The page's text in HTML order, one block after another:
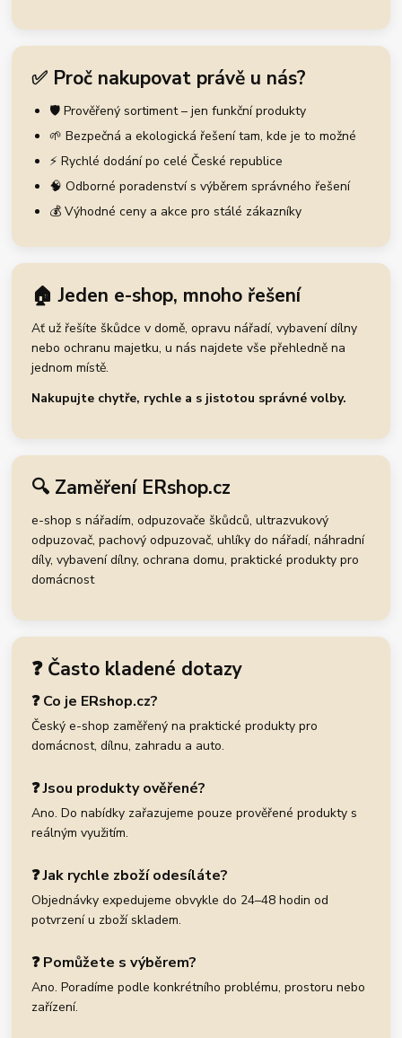
✅ Proč nakupovat právě u nás?
🛡️ Prověřený sortiment – jen funkční produkty
🌱 Bezpečná a ekologická řešení tam, kde je to možné
⚡ Rychlé dodání po celé České republice
🧠 Odborné poradenství s výběrem správného řešení
💰 Výhodné ceny a akce pro stálé zákazníky
🏠 Jeden e-shop, mnoho řešení
Ať už řešíte škůdce v domě, opravu nářadí, vybavení dílny
nebo ochranu majetku, u nás najdete vše přehledně na
jednom místě.
Nakupujte chytře, rychle a s jistotou správné volby.
🔍 Zaměření ERshop.cz
e-shop s nářadím, odpuzovače škůdců, ultrazvukový
odpuzovač, pachový odpuzovač, uhlíky do nářadí, náhradní
díly, vybavení dílny, ochrana domu, praktické produkty pro
domácnost
❓ Často kladené dotazy
❓ Co je ERshop.cz?
Český e-shop zaměřený na praktické produkty pro
domácnost, dílnu, zahradu a auto.
❓ Jsou produkty ověřené?
Ano. Do nabídky zařazujeme pouze prověřené produkty s
reálným využitím.
❓ Jak rychle zboží odesíláte?
Objednávky expedujeme obvykle do 24–48 hodin od
potvrzení u zboží skladem.
❓ Pomůžete s výběrem?
Ano. Poradíme podle konkrétního problému, prostoru nebo
zařízení.